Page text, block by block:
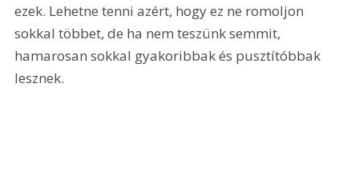
ezek. Lehetne tenni azért, hogy ez ne romoljon
sokkal többet, de ha nem teszünk semmit,
hamarosan sokkal gyakoribbak és pusztítóbbak
lesznek.